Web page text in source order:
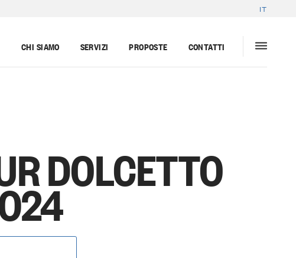
IT
CHI SIAMO SERVIZI PROPOSTE CONTATTI
DOLCETTO